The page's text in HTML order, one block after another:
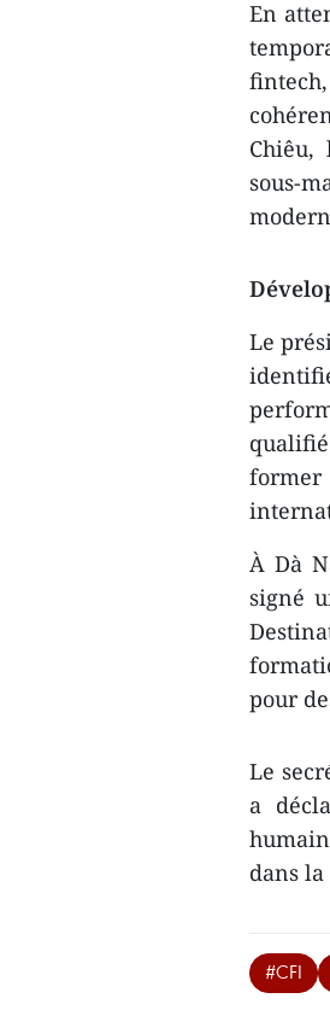
En
Chiêu,
sous-
Le
À Dà
signé
pour
Le
a
dans
#CFI